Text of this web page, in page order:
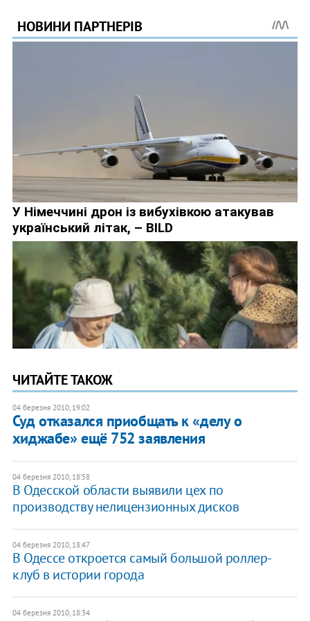
ЧИТАЙТЕ ТАКОЖ
04 березня 2010, 19:02
Суд отказался приобщать к «делу о
хиджабе» ещё 752 заявления
04 березня 2010, 18:58
В Одесской области выявили цех по
производству нелицензионных дисков
04 березня 2010, 18:47
В Одессе откроется самый большой роллер-
клуб в истории города
04 березня 2010, 18:34